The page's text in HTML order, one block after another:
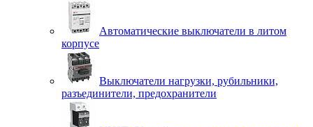
Автоматические выключатели в литом
корпусе
Выключатели нагрузки, рубильники,
разъединители, предохранители